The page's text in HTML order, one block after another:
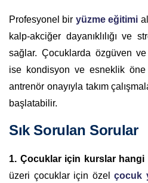
Profesyonel bir yüzme eğitimi
kalp-akciğer dayanıklılığı ve
sağlar. Çocuklarda özgüven
ise kondisyon ve esneklik öne
antrenör onayıyla takım
başlatabilir.
Sık Sorulan Sorular
1. Çocuklar için kurslar hangi
üzeri çocuklar için özelçocuk